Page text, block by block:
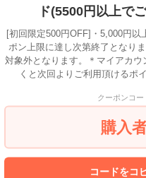
頭×数本彫刻 W ネーム
銀の造形へ仕立てたフルハン
を考え、正面から側面へ意匠
細部の起伏まで丁寧に表現し
ド(5500円以上で
[初回限定500円OFF]・5,000円以
ポン上限に達し次第終了となり
対象外となります。＊マイアカ
くと次回よりご利用頂けるポ
クーポンコー
購入
コードをコ